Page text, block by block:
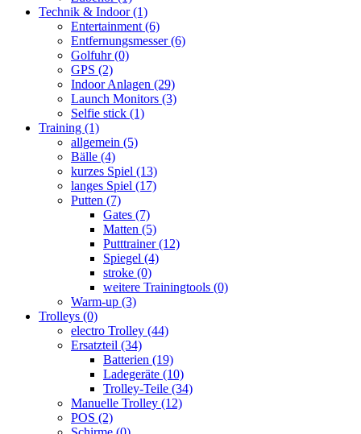
Technik & Indoor(1)
Entertainment (6)
Entfernungsmesser(6)
Golfuhr(0)
GPS (2)
Indoor Anlagen (29)
Launch Monitors (3)
Selfie stick (1)
Training (1)
allgemein (5)
Bälle (4)
kurzes Spiel (13)
langes Spiel (17)
Putten (7)
Gates (7)
Matten (5)
Putttrainer(12)
Spiegel (4)
stroke (0)
weitere Trainingtools (0)
Warm-up (3)
Trolleys (0)
electro Trolley (44)
Ersatzteil (34)
Batterien (19)
Ladegeräte (10)
Trolley-Teile (34)
Manuelle Trolley (12)
POS (2)